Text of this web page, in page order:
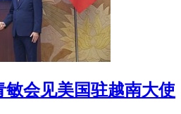
敏会见美国驻越南大使